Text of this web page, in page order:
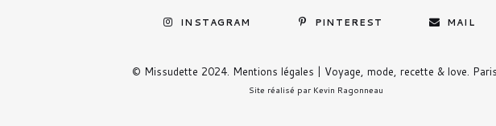
INSTAGRAM PINTEREST MAIL
© Missudette 2024. Mentions légales | Voyage, mode, recette & love.
Site réalisé par Kevin Ragonneau